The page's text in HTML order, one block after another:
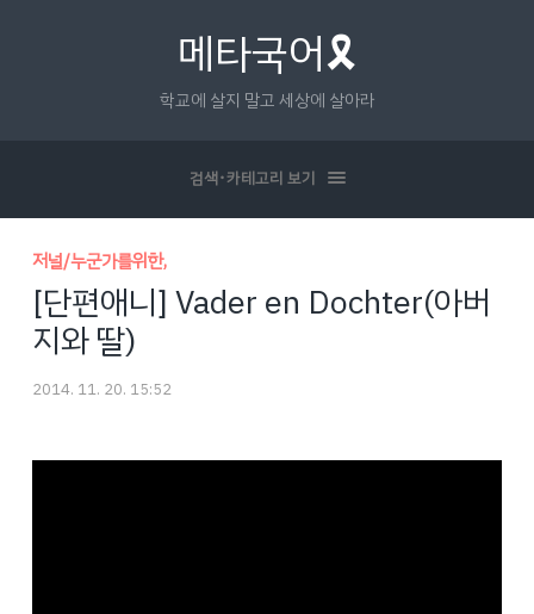
메타국어🎗
학교에 살지 말고 세상에 살아라
검색･카테고리 보기
저널/누군가를위한,
[단편애니] Vader en Dochter(아버
지와 딸)
2014. 11. 20. 15:52